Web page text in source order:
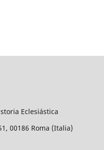
Eclesiástica
00186 Roma (Italia)